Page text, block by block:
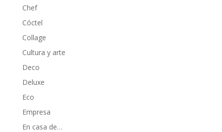
Chef
Cóctel
Collage
Cultura y arte
Deco
Deluxe
Eco
Empresa
En casa de…